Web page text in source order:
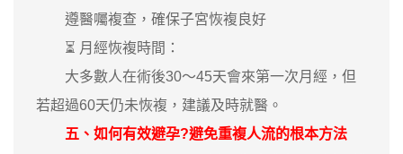
遵醫囑複查，確保子宮恢複良好
⏳ 月經恢複時間：
大多數人在術後30～45天會來第一次月經，但
若超過60天仍未恢複，建議及時就醫。
五、如何有效避孕?避免重複人流的根本方法